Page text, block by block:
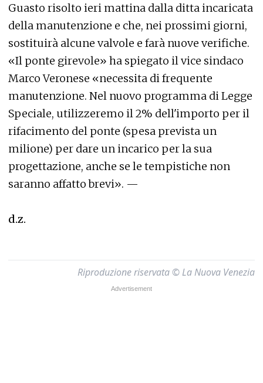
Guasto risolto ieri mattina dalla ditta incaricata
della manutenzione e che, nei prossimi giorni,
sostituirà alcune valvole e farà nuove verifiche.
«Il ponte girevole» ha spiegato il vice sindaco
Marco Veronese «necessita di frequente
manutenzione. Nel nuovo programma di Legge
Speciale, utilizzeremo il 2% dell'importo per il
rifacimento del ponte (spesa prevista un
milione) per dare un incarico per la sua
progettazione, anche se le tempistiche non
saranno affatto brevi». —
d.z.
Riproduzione riservata © La Nuova Venezia